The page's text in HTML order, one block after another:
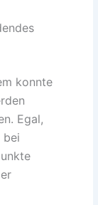
konnte
Egal,
bei